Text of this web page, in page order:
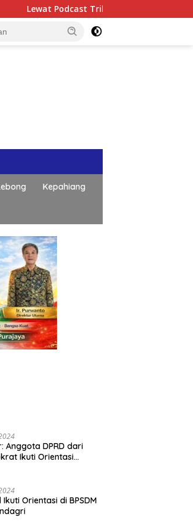
Podcast Tribun Bengkulu, Kapolda
Kepahiang
Anggota DPRD dari
Ikuti Orientasi
Ikuti Orientasi di BPSDM